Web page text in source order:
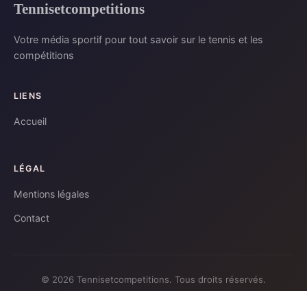
Tennisetcompetitions
Votre média sportif pour tout savoir sur le tennis et les
compétitions
LIENS
Accueil
LÉGAL
Mentions légales
Contact
© 2026 Tennisetcompetitions. Tous droits réservés.